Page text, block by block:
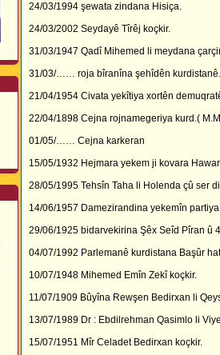
24/03/1994 şewata zindana Hisiça.
24/03/2002 Seydayê Tîrêj koçkir.
31/03/1947 Qadî Mihemed li meydana
31/03/…… roja bîranîna şehîdên kurdistanê.
21/04/1954 Civata yekîtiya xortên
22/04/1898 Cejna rojnamegeriya kurd.(
01/05/…… Cejna karkeran
15/05/1932 Hejmara yekem ji kovara
28/05/1995 Tehsîn Taha li Holenda çû ser
14/06/1957 Damezirandina yekemîn
29/06/1925 bidarvekirina Şêx Seîd Pîran û
04/07/1992 Parlemanê kurdistana Başûr
10/07/1948 Mihemed Emîn Zekî koçkir.
11/07/1909 Bûyîna Rewşen Bedirxan li
13/07/1989 Dr : Ebdilrehman Qasimlo li
15/07/1951 Mîr Celadet Bedirxan koçkir.